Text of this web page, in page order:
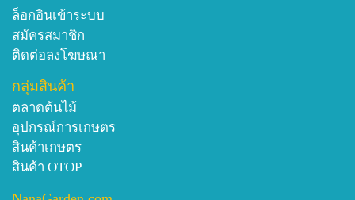
ล็อกอินเข้าระบบ
สมัครสมาชิก
ติดต่อลงโฆษณา
กลุ่มสินค้า
ตลาดต้นไม้
อุปกรณ์การเกษตร
สินค้าเกษตร
สินค้า OTOP